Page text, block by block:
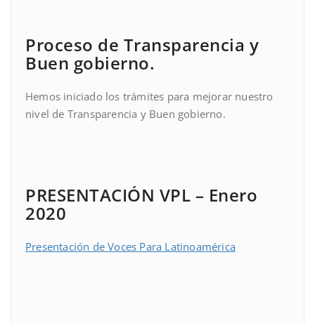
Proceso de Transparencia y
Buen gobierno.
Hemos iniciado los trámites para mejorar nuestro
nivel de Transparencia y Buen gobierno.
PRESENTACIÓN VPL – Enero
2020
Presentación de Voces Para Latinoamérica